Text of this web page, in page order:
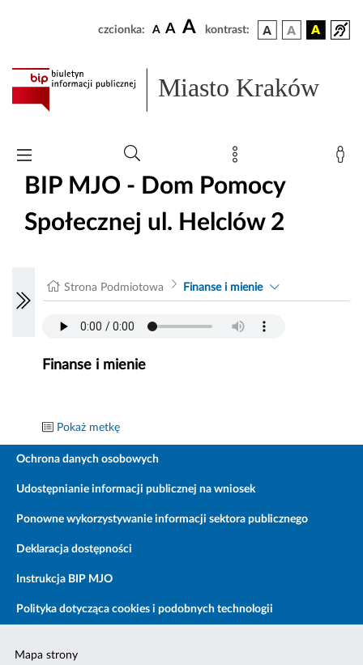
czcionka: A A A kontrast:
Miasto Kraków
BIP MJO - Dom Pomocy
Społecznej ul. Helclów 2
Strona Podmiotowa Finanse i mienie
Finanse i mienie
Pokaż metkę
Ochrona danych osobowych
Udostępnianie informacji publicznej na wniosek
Ponowne wykorzystywanie informacji sektora publicznego
Deklaracja dostępności
Instrukcja BIP MJO
Polityka dotycząca cookies i podobnych technologii
Mapa strony